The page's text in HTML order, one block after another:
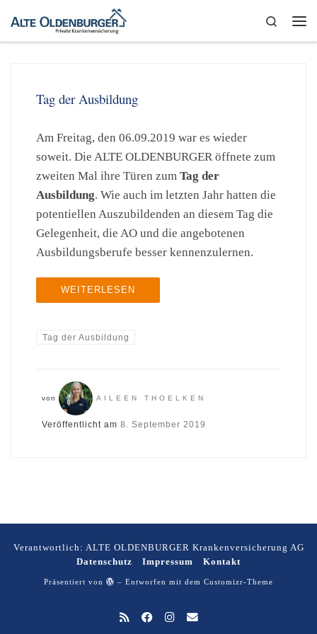
Zum Inhalt springen
Search
Tag der Ausbildung
Am Freitag, den 06.09.2019 war es wieder
soweit. Die ALTE OLDENBURGER öffnete zum
zweiten Mal ihre Türen zumTag der
Ausbildung. Wie auch im letzten Jahr hatten die
potentiellen Auszubildenden an diesem Tag die
Gelegenheit, die AO und die angebotenen
Ausbildungsberufe besser kennenzulernen.
WEITERLESEN
Tag der Ausbildung
von AILEEN THOELKEN
Veröffentlicht am8. September 2019
Verantwortlich: ALTE OLDENBURGER Krankenversicherung AG
Datenschutz
Impressum Kontakt
Präsentiert von – Entworfen mit dem Customizr-Theme